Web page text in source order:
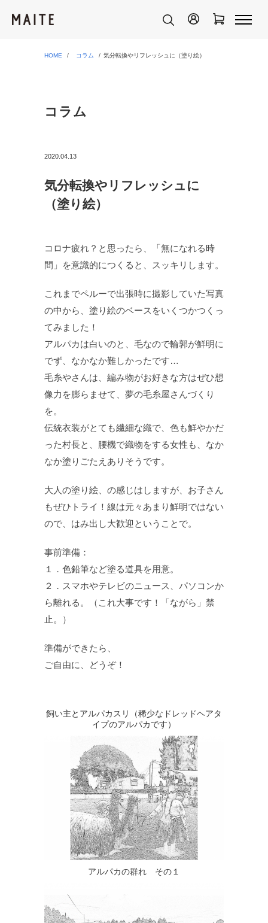
HOME コラム 気分転換やリフレッシュに（塗り絵）
コラム
2020.04.13
気分転換やリフレッシュに
（塗り絵）
コロナ疲れ？と思ったら、「無になれる時
間」を意識的につくると、スッキリします。
これまでペルーで出張時に撮影していた写真
の中から、塗り絵のベースをいくつかつくっ
てみました！
アルパカは白いのと、毛なので輪郭が鮮明に
でず、なかなか難しかったです…
毛糸やさんは、編み物がお好きな方はぜひ想
像力を膨らませて、夢の毛糸屋さんづくり
を。
伝統衣装がとても繊細な織で、色も鮮やかだ
った村長と、腰機で織物をする女性も、なか
なか塗りごたえありそうです。
大人の塗り絵、の感じはしますが、お子さん
もぜひトライ！線は元々あまり鮮明ではない
ので、はみ出し大歓迎ということで。
事前準備：
１．色鉛筆など塗る道具を用意。
２．スマホやテレビのニュース、パソコンか
ら離れる。（これ大事です！「ながら」禁
止。）
準備ができたら、
ご自由に、どうぞ！
飼い主とアルパカスリ（稀少なドレッドヘアタ
イプのアルパカです）
アルパカの群れ その１